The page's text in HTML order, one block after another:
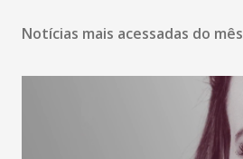
Notícias mais acessadas do mês